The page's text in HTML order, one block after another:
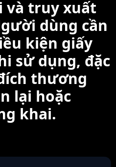
và truy xuất
dùng cần
kiện giấy
sử dụng, đặc
thương
lại hoặc
khai.